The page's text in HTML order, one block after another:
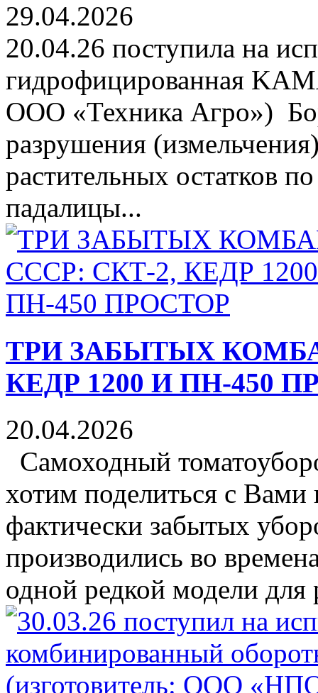
29.04.2026
20.04.26 поступила на
гидрофицированная
ООО «Техника Агро»)
разрушения
растительных остатков
падалицы...
ТРИ ЗАБЫТЫХ
КЕДР 1200 И ПН-450
20.04.2026
Самоходный
хотим поделиться с
фактически забытых
производились во
одной редкой модели для